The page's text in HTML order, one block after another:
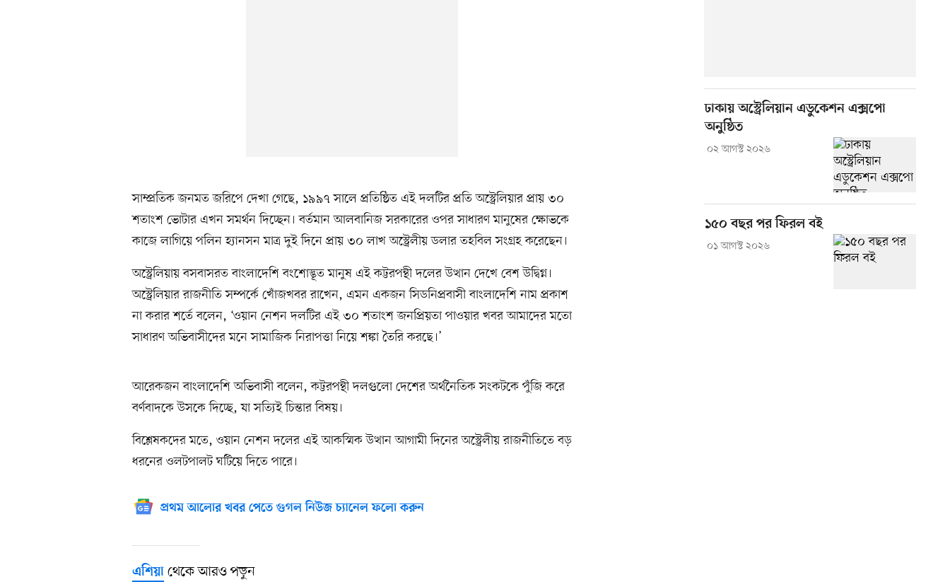
সাম্প্রতিক জনমত জরিপে দেখা গেছে, ১৯৯৭ সালে প্রতিষ্ঠিত এই দলটির প্রতি অস্ট্রেলিয়ার প্রায় ৩০
শতাংশ ভোটার এখন সমর্থন দিচ্ছেন। বর্তমান আলবানিজ সরকারের ওপর সাধারণ মানুষের ক্ষোভকে
কাজে লাগিয়ে পলিন হ্যানসন মাত্র দুই দিনে প্রায় ৩০ লাখ অস্ট্রেলীয় ডলার তহবিল সংগ্রহ করেছেন।
অস্ট্রেলিয়ায় বসবাসরত বাংলাদেশি বংশোদ্ভূত মানুষ এই কট্টরপন্থী দলের উত্থান দেখে বেশ উদ্বিগ্ন।
অস্ট্রেলিয়ার রাজনীতি সম্পর্কে খোঁজখবর রাখেন, এমন একজন সিডনিপ্রবাসী বাংলাদেশি নাম প্রকাশ
না করার শর্তে বলেন, ‘ওয়ান নেশন দলটির এই ৩০ শতাংশ জনপ্রিয়তা পাওয়ার খবর আমাদের মতো
সাধারণ অভিবাসীদের মনে সামাজিক নিরাপত্তা নিয়ে শঙ্কা তৈরি করছে।’
আরেকজন বাংলাদেশি অভিবাসী বলেন, কট্টরপন্থী দলগুলো দেশের অর্থনৈতিক সংকটকে পুঁজি করে
বর্ণবাদকে উসকে দিচ্ছে, যা সত্যিই চিন্তার বিষয়।
বিশ্লেষকদের মতে, ওয়ান নেশন দলের এই আকস্মিক উত্থান আগামী দিনের অস্ট্রেলীয় রাজনীতিতে বড়
ধরনের ওলটপালট ঘটিয়ে দিতে পারে।
প্রথম আলোর খবর পেতে গুগল নিউজ চ্যানেল ফলো করুন
এশিয়া থেকে আরও পড়ুন
ঢাকায় অস্ট্রেলিয়ান এডুকেশন এক্সপো
অনুষ্ঠিত
০২ আগস্ট ২০২৬
১৫০ বছর পর ফিরল বই
০১ আগস্ট ২০২৬